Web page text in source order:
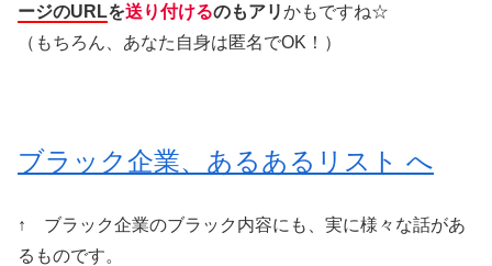
ージのURLを送り付けるのもアリかもですね☆
（もちろん、あなた自身は匿名でOK！）
ブラック企業、あるあるリスト へ
↑ ブラック企業のブラック内容にも、実に様々な話があ
るものです。